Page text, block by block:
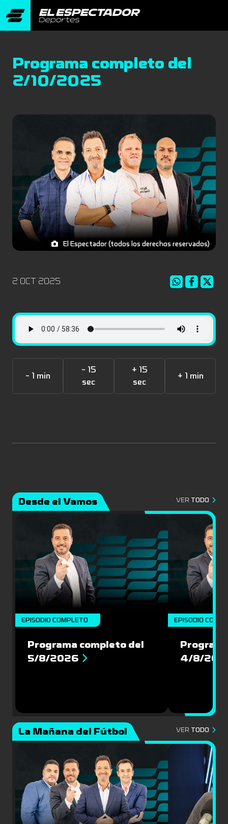
Programa completo del
2/10/2025
El Espectador (todos los derechos reservados)
2 OCT 2025
- 1 min
- 15
sec
+ 15
sec
+ 1 min
Desde el Vamos VER TODO
EPISODIO COMPLETO
Programa completo del
5/8/2026
EPISODIO
4/8/
La Mañana del Fútbol VER TODO